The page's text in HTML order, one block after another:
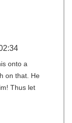
onto a
on that. He
Thus let